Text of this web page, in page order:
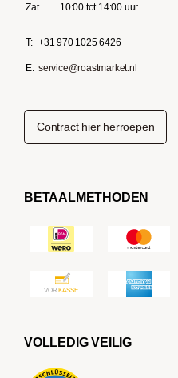
Zat 10:00 tot 14:00 uur
T: +31 970 1025 6426
E: service@roastmarket.nl
Contract hier herroepen
BETAALMETHODEN
VOLLEDIG VEILIG